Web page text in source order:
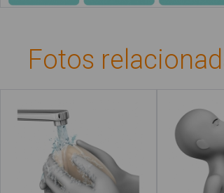
Fotos
Lavar las manos Hacer
Contacto